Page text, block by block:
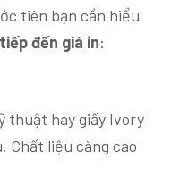
tiên bạn cần hiểu
đến giá in:
thuật hay giấy Ivory
Chất liệu càng cao